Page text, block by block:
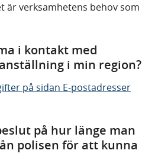
är verksamhetens behov som
i kontakt med
i min region?
på sidan E-postadresser
på hur länge man
polisen för att kunna